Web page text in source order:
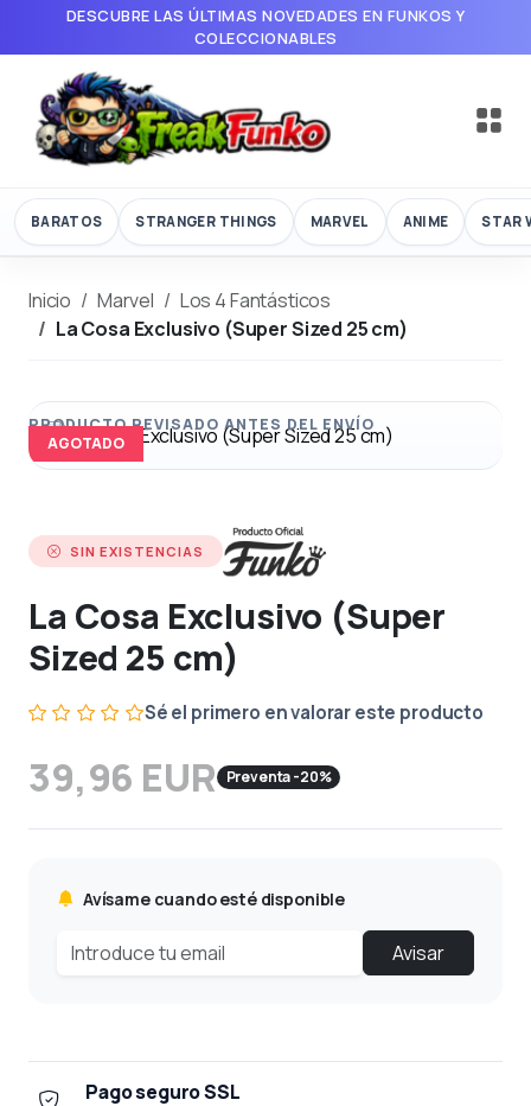
DESCUBRE LAS ÚLTIMAS NOVEDADES EN FUNKOS Y
COLECCIONABLES
BARATOS STRANGER THINGS MARVEL ANIME STAR
Inicio Marvel
Los 4 Fantásticos
La Cosa Exclusivo (Super Sized 25 cm)
AGOTADO
SIN EXISTENCIAS
La Cosa Exclusivo (Super
Sized 25 cm)
Sé el primero en valorar este producto
39,96 EUR Preventa -20%
Avísame cuando esté disponible
Avisar
Pago seguro SSL